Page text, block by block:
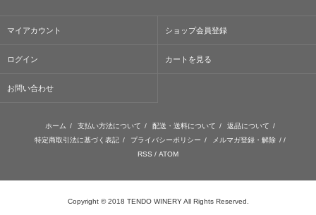
マイアカウント ショップ会員登録
ログイン カートを見る
お問い合わせ
ホーム / 支払い方法について / 配送・送料について / 返品について /
特定商取引法に基づく表記 / プライバシーポリシー / メルマガ登録・解除 / /
RSS / ATOM
Copyright © 2018 TENDO WINERY All Rights Reserved.